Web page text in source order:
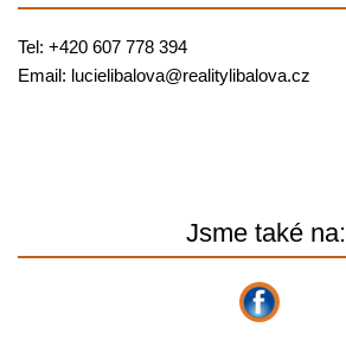
Tel: +420 607 778 394
Email: lucielibalova@realitylibalova.cz
Jsme také na: